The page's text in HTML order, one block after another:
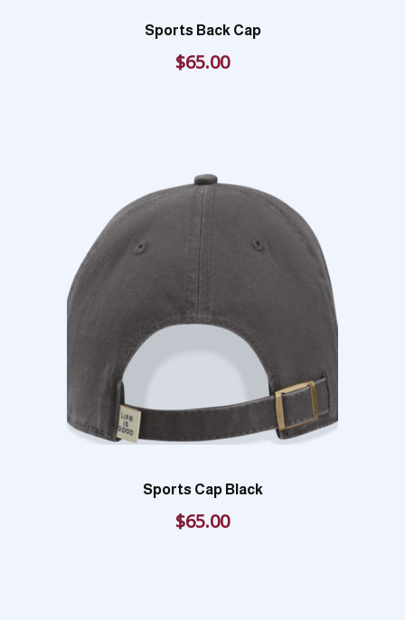
Sports Back Cap
$65.00
Sports Cap Black
$65.00